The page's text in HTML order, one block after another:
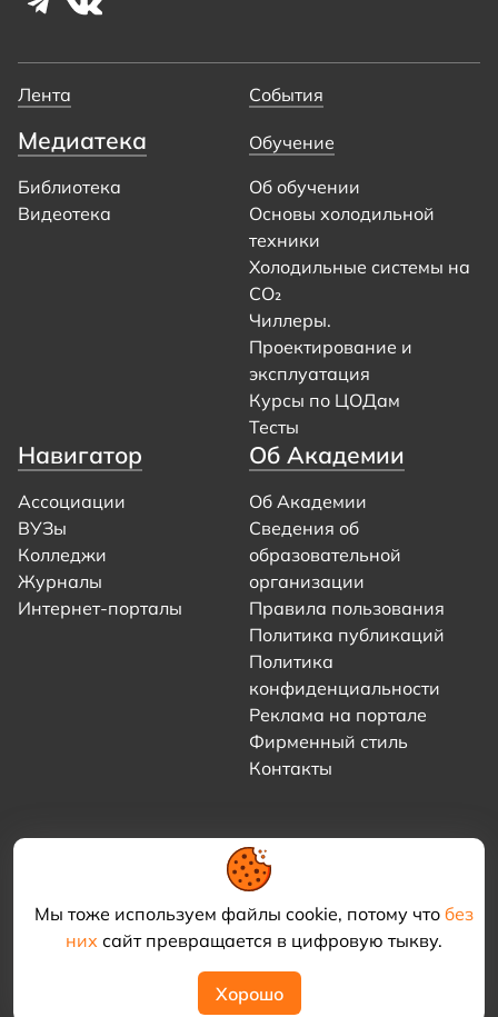
Мы тоже используем файлы cookie, потому что без
нихсайт превращается в цифровую тыкву.
Хорошо
Лента События
Медиатека
Библиотека
Видеотека
Обучение
Об обучении
Основы холодильной
техники
Холодильные системы на
CO₂
Чиллеры.
Проектирование и
эксплуатация
Курсы по ЦОДам
Тесты
Навигатор
Ассоциации
ВУЗы
Колледжи
Журналы
Интернет-порталы
Об Академии
Об Академии
Сведения об
образовательной
организации
Правила пользования
Политика публикаций
Политика
конфиденциальности
Реклама на портале
Фирменный стиль
Контакты
© 2021–2026 «Академия КриоФрост»